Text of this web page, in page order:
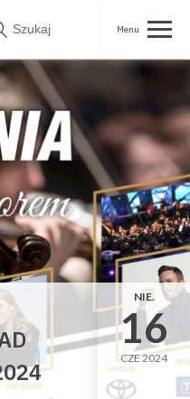
NIE.
16
CZE 2024